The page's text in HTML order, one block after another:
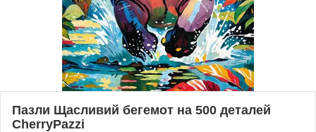
Пазли Щасливий бегемот на 500 деталей
CherryPazzi